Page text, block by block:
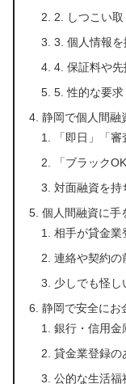
2. しつこい
3. 個人情報
4. 保証料や
5. 性的な要
静岡で個人間融
「即日」「
「ブラック
対面融資を持
個人間融資に手
相手が貸金業
連絡や契約の
少しでも怪し
静岡で安全にお
銀行・信用金
貸金業登録の
公的な生活福